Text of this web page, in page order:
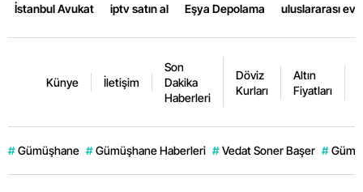
Kayseri
Kırşehir
Konya
İstanbul Avukat iptv satın al Eşya Depolama uluslararası
Künye İletişim
Son
Dakika
Haberleri
Döviz
Kurları
Altın
Fiyatları
# Gümüşhane # Gümüşhane Haberleri # Vedat Soner Başer #